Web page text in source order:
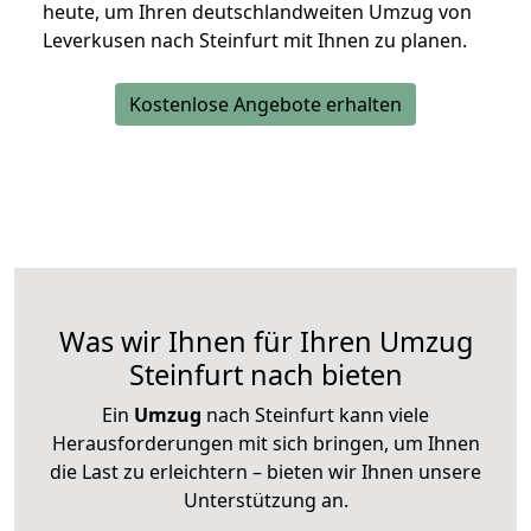
heute, um Ihren deutschlandweiten Umzug von
Leverkusen nach Steinfurt mit Ihnen zu planen.
Kostenlose Angebote erhalten
Was wir Ihnen für Ihren Umzug
Steinfurt nach bieten
Ein Umzug nach Steinfurt kann viele
Herausforderungen mit sich bringen, um Ihnen
die Last zu erleichtern – bieten wir Ihnen unsere
Unterstützung an.